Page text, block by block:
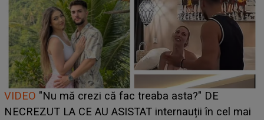
Cine este Bianca, tânăra clujeancă luată pe scenă la
UNTOLD ONE de Zara Larsson? Aceasta a dezvăluit